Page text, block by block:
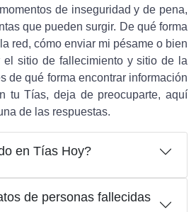
de inseguridad y de pena,
que pueden surgir. De qué forma
red, cómo enviar mi pésame o bien
el sitio de fallecimiento y sitio de la
de qué forma encontrar información
tu Tías, deja de preocuparte, aquí
de las respuestas.
en Tías Hoy?
de personas fallecidas